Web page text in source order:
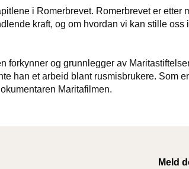
i Romerbrevet. Romerbrevet er
kraft, og om hvordan vi kan stille
forkynner og grunnlegger av
han et arbeid blant rusmisbrukere. Som
Maritafilmen.
Meld